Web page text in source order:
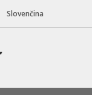
Slovenčina